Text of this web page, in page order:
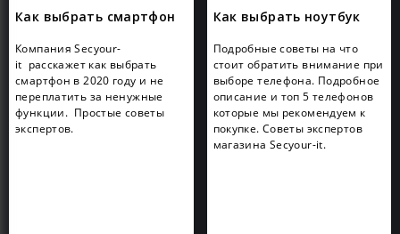
Как выбрать смартфон
Компания Secyour-
it расскажет как выбрать
смартфон в 2020 году и не
переплатить за ненужные
функции. Простые советы
экспертов.
Как выбрать ноутбук
Подробные советы на что
стоит обратить внимание при
выборе телефона. Подробное
описание и топ 5 телефонов
которые мы рекомендуем к
покупке. Советы экспертов
магазина Secyour-it.